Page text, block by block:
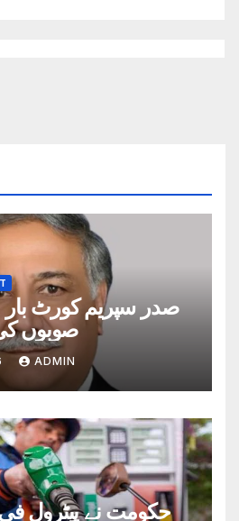
صدر سپریم کورٹ بار
صوبوں
ADMIN